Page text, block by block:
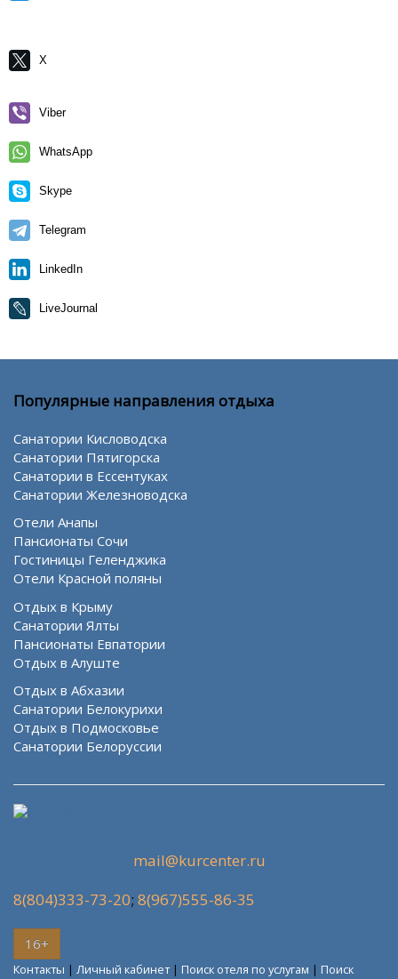
X
Viber
WhatsApp
Skype
Telegram
LinkedIn
LiveJournal
Популярные направления отдыха
Санатории Кисловодска
Санатории Пятигорска
Санатории в Ессентуках
Санатории Железноводска
Отели Анапы
Пансионаты Сочи
Гостиницы Геленджика
Отели Красной поляны
Отдых в Крыму
Санатории Ялты
Пансионаты Евпатории
Отдых в Алуште
Отдых в Абхазии
Санатории Белокурихи
Отдых в Подмосковье
Санатории Белоруссии
mail@kurcenter.ru
8(804)333-73-20; 8(967)555-86-35
16+
Контакты | Личный кабинет| Поиск отеля по услугам | Поиск